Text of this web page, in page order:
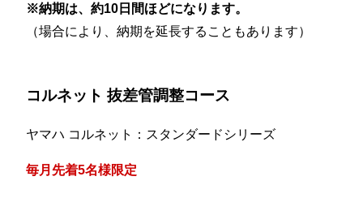
※納期は、約10日間ほどになります。
（場合により、納期を延長することもあります）
コルネット 抜差管調整コース
ヤマハ コルネット：スタンダードシリーズ
毎月先着5名様限定